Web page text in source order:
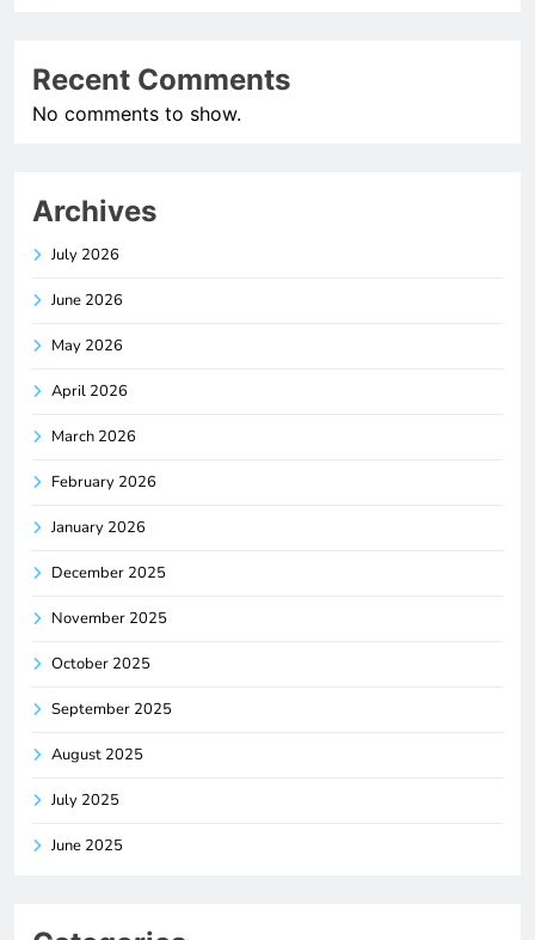
Recent Comments
No comments to show.
Archives
July 2026
June 2026
May 2026
April 2026
March 2026
February 2026
January 2026
December 2025
November 2025
October 2025
September 2025
August 2025
July 2025
June 2025